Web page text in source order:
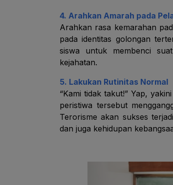
4. Arahkan Amarah pada
Arahkan rasa kemarahan
pada identitas golongan
siswa untuk membenci
kejahatan.
5. Lakukan Rutinitas Normal
“Kami tidak takut!” Yap,
peristiwa tersebut
Terorisme akan sukses
dan juga kehidupan